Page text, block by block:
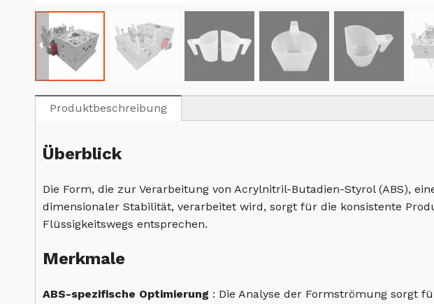
Produktbeschreibung
Überblick
Die Form, die zur Verarbeitung von Acrylnitril-Butadien-Styrol (ABS),
dimensionaler Stabilität, verarbeitet wird, sorgt für die konsistente
Flüssigkeitswegs entsprechen.
Merkmale
ABS-spezifische Optimierung : Die Analyse der Formströmung sorgt